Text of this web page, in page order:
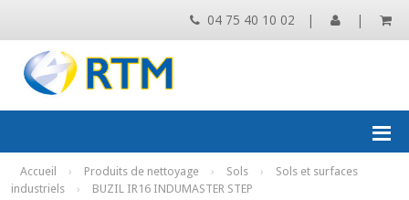
04 75 40 10 02 | |
Accueil › Produits de nettoyage › Sols ›
Sols et surfaces
industriels
› BUZIL IR16 INDUMASTER STEP